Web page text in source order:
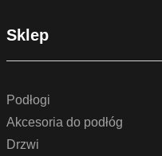
Sklep
Podłogi
Akcesoria do podłóg
Drzwi